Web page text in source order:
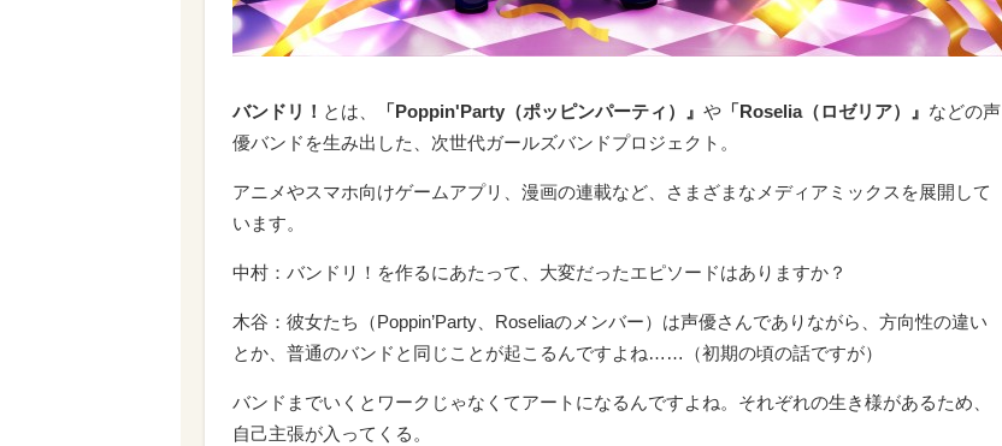
バンドリ！ とは、 「Poppin'Party（ポッピンパーティ）』 や 「Roselia（ロゼリア）』 などの声
優バンドを生み出した、次世代ガールズバンドプロジェクト。
アニメやスマホ向けゲームアプリ、漫画の連載など、さまざまなメディアミックスを展開して
います。
中村：バンドリ！を作るにあたって、大変だったエピソードはありますか？
木谷：彼女たち（Poppin’Party、Roseliaのメンバー）は声優さんでありながら、方向性の違い
とか、普通のバンドと同じことが起こるんですよね……（初期の頃の話ですが）
バンドまでいくとワークじゃなくてアートになるんですよね。それぞれの生き様があるため、
自己主張が入ってくる。